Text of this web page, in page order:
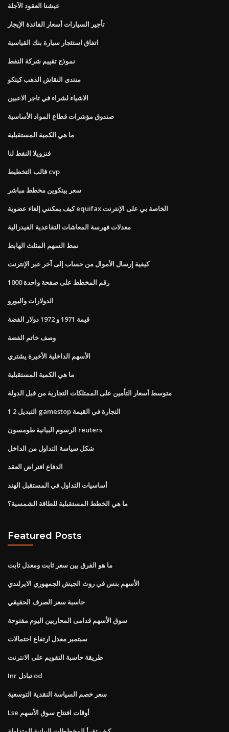
عيشنا العقود الآجلة
تأجير السيارات أسعار الفائدة الإيجار
اتفاق استئجار سيارة بنك القياسية
نموذج تقييم شركة النفط
منتدى النقاش الذهب كيتكو
الاشياء لشراء في تاجر الاعبين
صندوق مؤشرات قطاع المواد الأساسية
ما هي الكمية المستقبلية
فنزويلا النفط لنا
قالب التخطيط cvp
سعر بيتكوين مخطط مباشر
كيف يمكنني إلغاء عضوية equifax الخاصة بي على الإنترنت
معدلات فهرسة المعاشات التقاعدية الفيدرالية
نمط السهم المثلث الهابط
كيفية إرسال الأموال من حساب إلى آخر عبر الإنترنت
1000 رقم المخطط على صفحة واحدة
الدولارات واليورو
قيمة 1971 و 1972 دولار الفضة
وصف خاتم الفضة
الأسهم الداخلية الأخيرة يشتري
ما هي الكمية المستقبلية
متوسط ​​أسعار التأمين على الممتلكات التجارية من قبل الدولة
1 2 التبديل gamestop التجارة في القيمة
الرسوم البيانية طومسون reuters
شكل سياسة التداول من الداخل
الدفاع افتراض العقد
أساسيات التداول في المستقبل الهند
ما هي الخطط المستقبلية للطاقة الشمسية؟
Featured Posts
ما هو الفرق بين سعر ثابت ومعدل ثابت
الأسهم بنس في روث الجيش الجمهوري الايرلندي
حاسبة سعر الصرف الحقيقي
سوق الأسهم قدامى المحاربين اليوم مفتوحة
سبتمبر معدل ارتفاع احتمالات
طريقة حاسبة التقويم على الانترنت
Inr تبادل od
سعر خصم السياسة النقدية التوسعية
Lse أوقات افتتاح سوق الأسهم